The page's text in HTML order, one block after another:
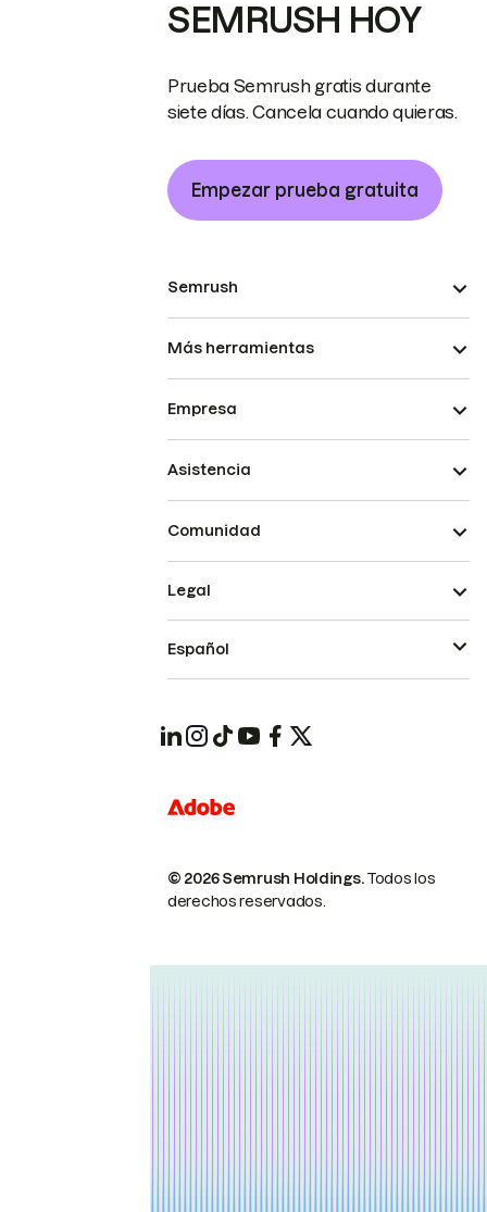
SEMRUSH HOY
Prueba Semrush gratis durante
siete días. Cancela cuando quieras.
Empezar prueba gratuita
Semrush
Más herramientas
Empresa
Asistencia
Comunidad
© 2026 Semrush Holdings.Todos los
derechos reservados.
Legal
Español